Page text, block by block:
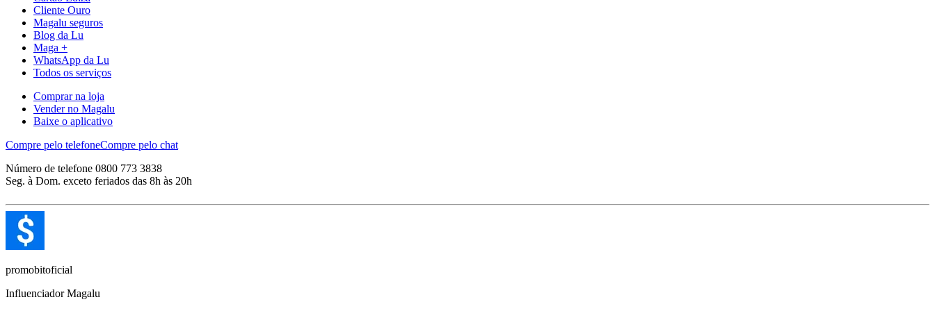
Cliente Ouro
Magalu seguros
Blog da Lu
Maga +
WhatsApp da Lu
Todos os serviços
Comprar na loja
Vender no Magalu
Baixe o aplicativo
Compre pelo telefoneCompre pelo chat
Número de telefone 0800 773 3838
Seg. à Dom. exceto feriados das 8h às 20h
promobitoficial
Influenciador Magalu